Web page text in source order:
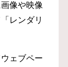
像や映像
レンダリ
ェブペー